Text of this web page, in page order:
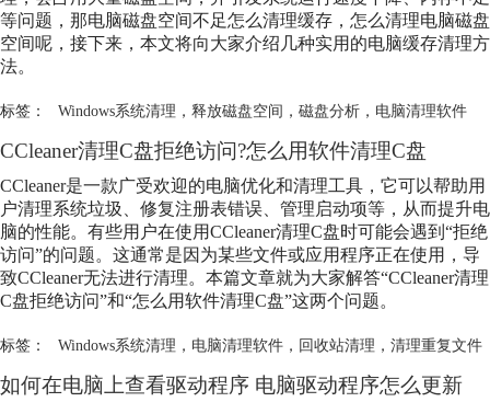
等问题，那电脑磁盘空间不足怎么清理缓存，怎么清理电脑磁盘
空间呢，接下来，本文将向大家介绍几种实用的电脑缓存清理方
法。
标签： Windows系统清理 ， 释放磁盘空间 ， 磁盘分析， 电脑清理软件
CCleaner清理C盘拒绝访问?怎么用软件清理C盘
CCleaner是一款广受欢迎的电脑优化和清理工具，它可以帮助用
户清理系统垃圾、修复注册表错误、管理启动项等，从而提升电
脑的性能。有些用户在使用CCleaner清理C盘时可能会遇到“拒绝
访问”的问题。这通常是因为某些文件或应用程序正在使用，导
致CCleaner无法进行清理。本篇文章就为大家解答“CCleaner清理
C盘拒绝访问”和“怎么用软件清理C盘”这两个问题。
标签： Windows系统清理 ， 电脑清理软件， 回收站清理 ， 清理重复文件
如何在电脑上查看驱动程序 电脑驱动程序怎么更新